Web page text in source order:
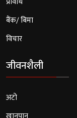
बैंक/ बिमा
विचार
जीवनशैली
अटो